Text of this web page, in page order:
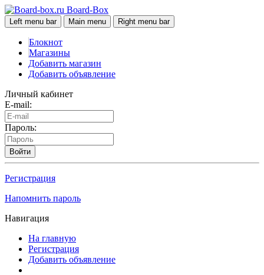
Board-Box
Left menu bar Main menu Right menu bar
Блокнот
Магазины
Добавить магазин
Добавить объявление
Личный кабинет
E-mail:
Пароль:
Войти
Регистрация
Напомнить пароль
Навигация
На главную
Регистрация
Добавить объявление